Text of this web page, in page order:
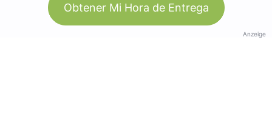
Obtener Mi Hora de Entrega
Anzeige